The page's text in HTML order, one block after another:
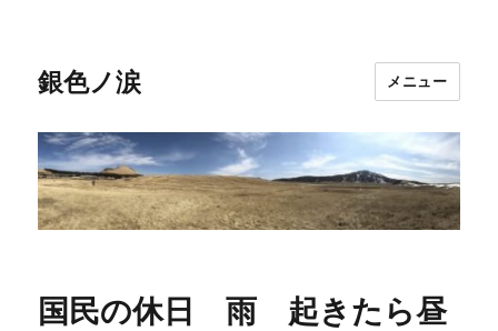
銀色ノ涙 メニュー
国民の休日 雨 起きたら昼